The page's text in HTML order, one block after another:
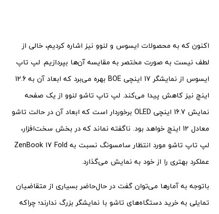
اکنون که به محصولات ایسوس و لنوو نیز اشاره کردیم، خالی از
لطف نیست به صورت مختصر به مقایسه آن‌ها بپردازیم. لپ تاپ
ایسوس از نمایشگر 17 اینچی BOE بهره می‌برد که ابعاد آن به 12.6
اینچ نیز کاهش پیدا می‌کند. لپ تاپ تاشو لنوو از یک صفحه
نمایش 16.7 اینچی OLED برخوردار است که ابعاد آن در حالت تاشو
معادل 12 اینچ خواهد بود. ناگفته نماند که در بخش سخت‌افزار،
لپ تاپ تاشو مورد انتظار سامسونگ نسبت به ZenBook 17 Fold
عملکرد بهتری را از خود به نمایش می‌گذارد.
باتوجه به آمارها می‌توان گفت در حال‌حاضر بسیاری از متقاضیان
تمایلی به خرید دستگاه‌های تاشو با نمایشگر بزرگ ندارند؛ چراکه